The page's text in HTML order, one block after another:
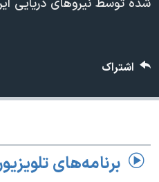
گالری عکس
اعتراضات زن، زندگی، آزادی
اعتراضات مردمی آبان ۹۸
شده توسط نیروهای دریایی
اشتراک
برنامه‌های